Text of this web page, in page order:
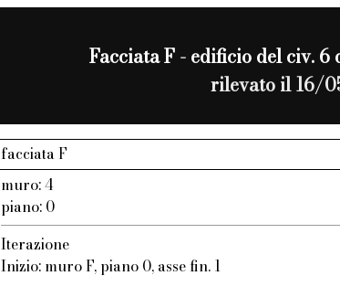
Facciata F - edificio del civ. 6
rilevato il 16/
facciata F
muro: 4
piano: 0
Iterazione
Inizio: muro F, piano 0, asse fin. 1